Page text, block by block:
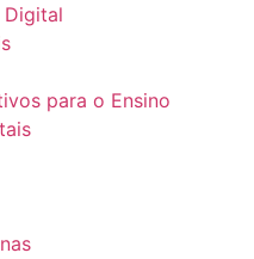
Digital
para o Ensino